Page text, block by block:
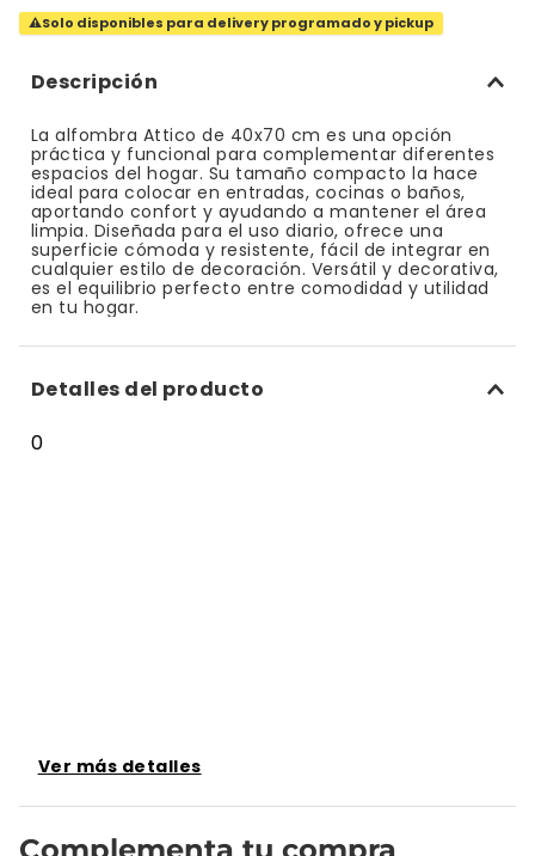
10. bizcocho
⚠Solo disponibles para delivery programado y pickup
Descripción
La alfombra Attico de 40x70 cm es una opción
práctica y funcional para complementar diferentes
espacios del hogar. Su tamaño compacto la hace
ideal para colocar en entradas, cocinas o baños,
aportando confort y ayudando a mantener el área
limpia. Diseñada para el uso diario, ofrece una
superficie cómoda y resistente, fácil de integrar en
cualquier estilo de decoración. Versátil y decorativa,
es el equilibrio perfecto entre comodidad y utilidad
en tu hogar.
Detalles del producto
0
Ver más detalles